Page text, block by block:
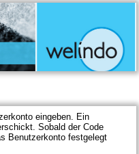
eingeben. Ein
Sobald der Code
Benutzerkonto festgelegt